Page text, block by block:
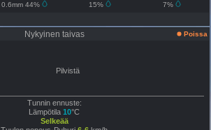
0.6mm 44% 15%
7%
Nykyinen taivas Poissa
Pilvistä
Tunnin ennuste:
Lämpötila10°C
Selkeää